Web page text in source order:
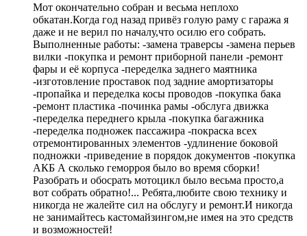
Мот окончательно собран и весьма неплохо
обкатан.Когда год назад привёз голую раму с гаража я
даже и не верил по началу,что осилю его собрать.
Выполненные работы: -замена траверсы -замена перьев
вилки -покупка и ремонт приборной панели -ремонт
фары и её корпуса -переделка заднего маятника
-изготовление проставок под задние амортизаторы
-пропайка и переделка косы проводов -покупка бака
-ремонт пластика -починка рамы -обслуга движка
-переделка переднего крыла -покупка багажника
-переделка подножек пассажира -покраска всех
отремонтированных элементов -удлинение боковой
подножки -приведение в порядок документов -покупка
АКБ А сколько геморроя было во время сборки!
Разобрать и обосрать мотоцикл было весьма просто,а
вот собрать обратно!... Ребята,любите свою технику и
никогда не жалейте сил на обслугу и ремонт.И никогда
не занимайтесь кастомайзингом,не имея на это средств
и возможностей!